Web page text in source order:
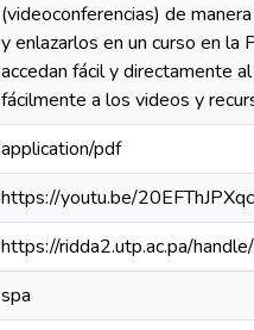
(videoconferencias) de
y enlazarlos en un curso en
accedan fácil y directamente
fácilmente a los videos y
application/pdf
https://youtu.be/20EFThJPXqc
https://ridda2.utp.ac.pa/
spa